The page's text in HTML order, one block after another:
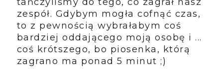
zespół. Gdybym mogła cofnąć czas,
to z pewnością wybrałabym coś
bardziej oddającego moją osobę i ...
coś krótszego, bo piosenka, którą
zagrano ma ponad 5 minut ;)